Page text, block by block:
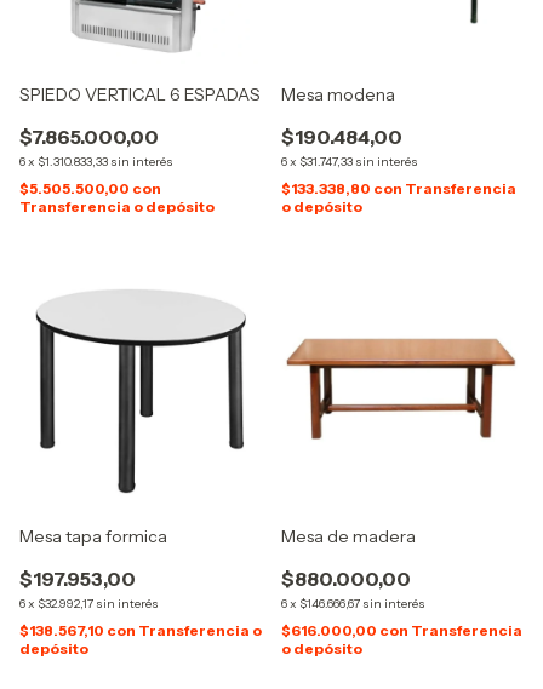
SPIEDO VERTICAL 6 ESPADAS
$7.865.000,00
6x $1.310.833,33 sin interés
$5.505.500,00 con
Transferencia o depósito
Mesa modena
$190.484,00
6x $31.747,33 sin interés
$133.338,80 con Transferencia
o depósito
Mesa tapa formica
$197.953,00
6x $32.992,17 sin interés
$138.567,10 con Transferencia o
depósito
Mesa de madera
$880.000,00
6x $146.666,67 sin interés
$616.000,00 con Transferencia
o depósito